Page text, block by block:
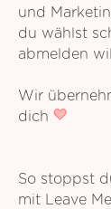
und
du wählst
abmelden
Wir
dich
So stoppst
mit Leave